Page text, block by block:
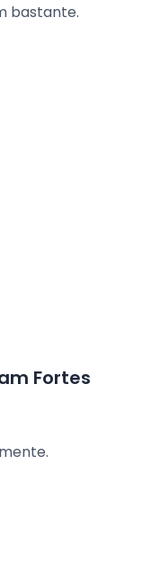
bastante.
Fortes